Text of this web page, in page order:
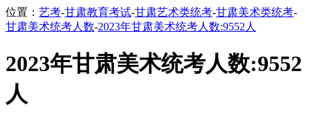
位置： 艺考-甘肃教育考试-甘肃艺术类统考-甘肃美术类统考-
甘肃美术统考人数-2023年甘肃美术统考人数:9552人
2023年甘肃美术统考人数:9552
人